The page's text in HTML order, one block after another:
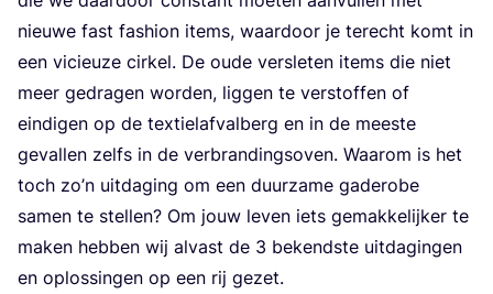
nieu­we fast fas­hi­on items, waar­door je terecht komt in
een vici­eu­ze cir­kel. De oude ver­sle­ten items die niet
meer gedra­gen wor­den, lig­gen te ver­stof­fen of
ein­di­gen op de tex­tiel­af­val­berg en in de mees­te
geval­len zelfs in de ver­bran­dings­oven. Waar­om is het
toch zo’n uit­da­ging om een duur­za­me gade­ro­be
samen te stel­len? Om jouw leven iets gemak­ke­lij­ker te
maken heb­ben wij alvast de 3 bekend­ste uit­da­gin­gen
en oplos­sin­gen op een rij gezet.